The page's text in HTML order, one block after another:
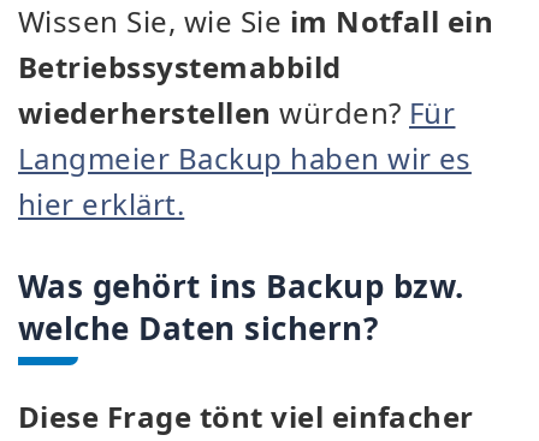
Wissen Sie, wie Sie im Notfall ein
Betriebssystemabbild
wiederherstellen würden? Für
Langmeier Backup haben wir es
hier erklärt.
Was gehört ins Backup bzw.
welche Daten sichern?
Diese Frage tönt viel einfacher